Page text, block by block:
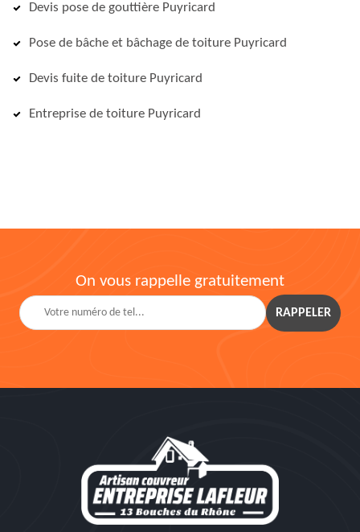
Devis pose de gouttière Puyricard
Pose de bâche et bâchage de toiture Puyricard
Devis fuite de toiture Puyricard
Entreprise de toiture Puyricard
On vous rappelle gratuitement